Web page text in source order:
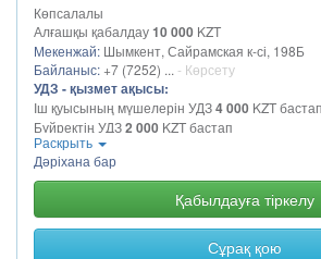
Көпсалалы
Алғашқы қабалдау10 000 KZT
Мекенжай: Шымкент, Сайрамская к-сі, 198Б
Байланыс: +7 (7252) ... - Көрсету
УДЗ - қызмет ақысы:
Іш қуысының мүшелерін УДЗ4 000 KZT бастап
Бүйректің УДЗ2 000 KZT бастап
Жамбас ағзаларының УДЗ
Сүт бездерінің УДЗ
УДЗ жүктілікке арналған скрининг2 500KZT
2 000KZT бастап
Қуықасты безінің УДЗ2 700KZT бастап
KZT бастап
Раскрыть
Дәріхана бар
Қабылдауға тіркелу
Сұрақ қою